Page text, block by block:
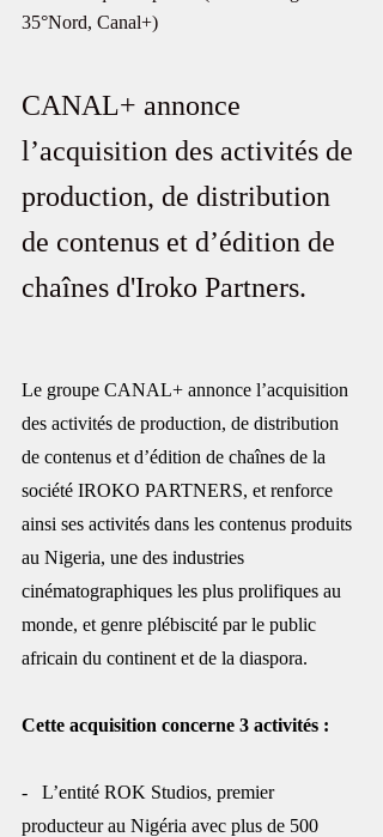
35°Nord, Canal+)
CANAL+ annonce
l’acquisition des activités de
production, de distribution
de contenus et d’édition de
chaînes d'Iroko Partners.
Le groupe CANAL+ annonce l’acquisition
des activités de production, de distribution
de contenus et d’édition de chaînes de la
société IROKO PARTNERS, et renforce
ainsi ses activités dans les contenus produits
au Nigeria, une des industries
cinématographiques les plus prolifiques au
monde, et genre plébiscité par le public
africain du continent et de la diaspora.
Cette acquisition concerne 3 activités :
-   L’entité ROK Studios, premier
producteur au Nigéria avec plus de 500